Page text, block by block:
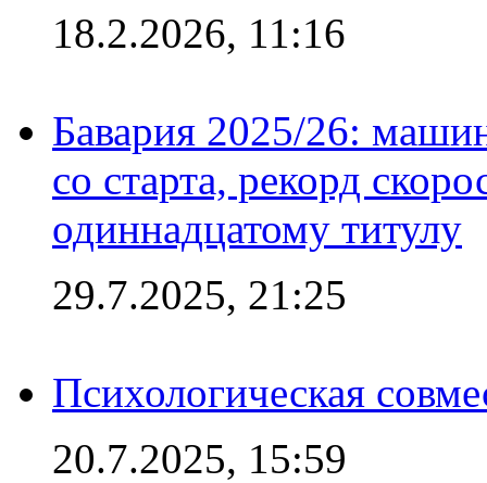
18.2.2026, 11:16
Бавария 2025/26:
со старта, рекорд
одиннадцатому титулу
29.7.2025, 21:25
Психологическая
20.7.2025, 15:59